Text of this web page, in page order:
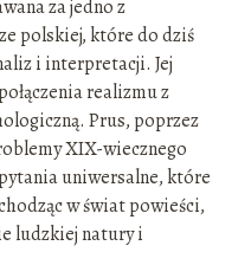
za jedno z
polskiej, które do dziś
i interpretacji. Jej
realizmu z
Prus, poprzez
XIX-wiecznego
uniwersalne, które
w świat powieści,
ludzkiej natury i